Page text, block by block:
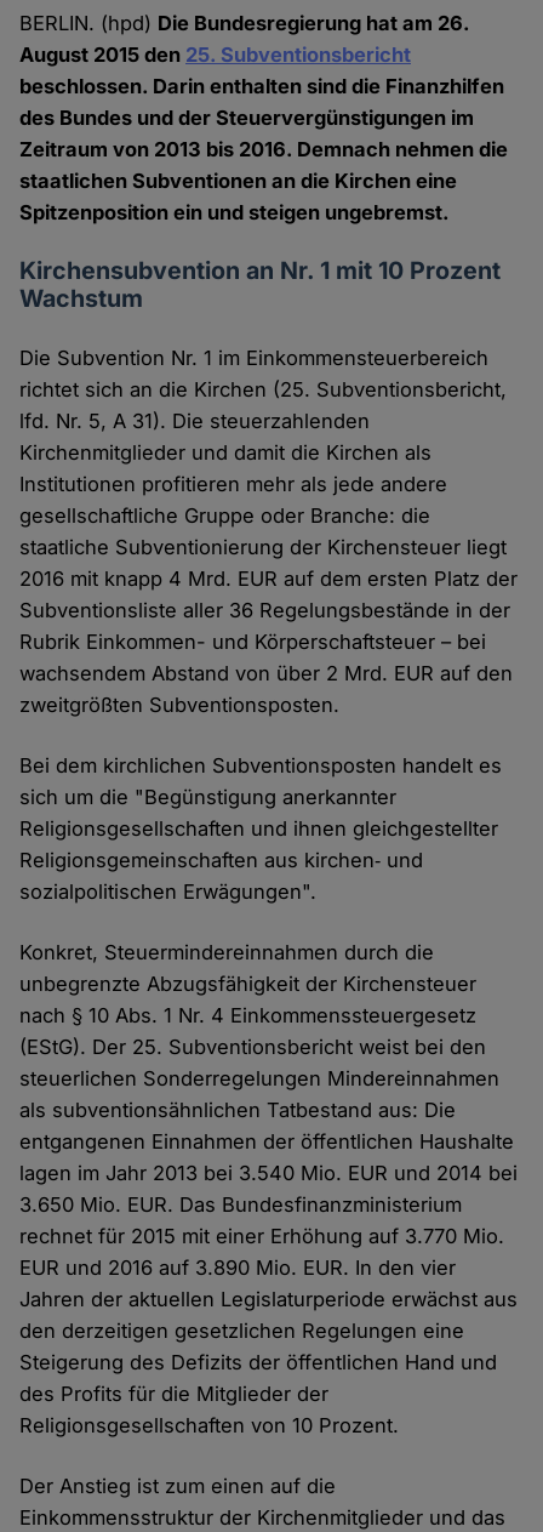
BERLIN. (hpd) Die Bundesregierung hat am 26.
August 2015 den 25. Subventionsbericht
beschlossen. Darin enthalten sind die Finanzhilfen
des Bundes und der Steuervergünstigungen im
Zeitraum von 2013 bis 2016. Demnach nehmen die
staatlichen Subventionen an die Kirchen eine
Spitzenposition ein und steigen ungebremst.
Kirchensubvention an Nr. 1 mit 10 Prozent
Wachstum
Die Subvention Nr. 1 im Einkommensteuerbereich
richtet sich an die Kirchen (25. Subventionsbericht,
lfd. Nr. 5, A 31). Die steuerzahlenden
Kirchenmitglieder und damit die Kirchen als
Institutionen profitieren mehr als jede andere
gesellschaftliche Gruppe oder Branche: die
staatliche Subventionierung der Kirchensteuer liegt
2016 mit knapp 4 Mrd. EUR auf dem ersten Platz der
Subventionsliste aller 36 Regelungsbestände in der
Rubrik Einkommen- und Körperschaftsteuer – bei
wachsendem Abstand von über 2 Mrd. EUR auf den
zweitgrößten Subventionsposten.
Bei dem kirchlichen Subventionsposten handelt es
sich um die "Begünstigung anerkannter
Religionsgesellschaften und ihnen gleichgestellter
Religionsgemeinschaften aus kirchen‑ und
sozialpolitischen Erwägungen".
Konkret, Steuermindereinnahmen durch die
unbegrenzte Abzugsfähigkeit der Kirchensteuer
nach § 10 Abs. 1 Nr. 4 Einkommenssteuergesetz
(EStG). Der 25. Subventionsbericht weist bei den
steuerlichen Sonderregelungen Mindereinnahmen
als subventionsähnlichen Tatbestand aus: Die
entgangenen Einnahmen der öffentlichen Haushalte
lagen im Jahr 2013 bei 3.540 Mio. EUR und 2014 bei
3.650 Mio. EUR. Das Bundesfinanzministerium
rechnet für 2015 mit einer Erhöhung auf 3.770 Mio.
EUR und 2016 auf 3.890 Mio. EUR. In den vier
Jahren der aktuellen Legislaturperiode erwächst aus
den derzeitigen gesetzlichen Regelungen eine
Steigerung des Defizits der öffentlichen Hand und
des Profits für die Mitglieder der
Religionsgesellschaften von 10 Prozent.
Der Anstieg ist zum einen auf die
Einkommensstruktur der Kirchenmitglieder und das